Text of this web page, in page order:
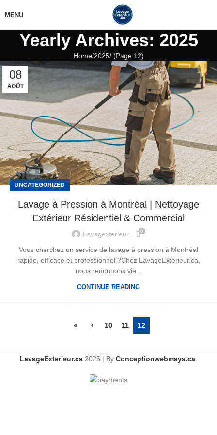
MENU
Yearly Archives: 2025
Home 2025 (Page 12)
08
AOÛT
UNCATEGORIZED
Lavage à Pression à Montréal | Nettoyage
Extérieur Résidentiel & Commercial
Lavagexterieur 0
Vous cherchez un service de lavage à pression à Montréal
rapide, efficace et professionnel ?Chez LavageExterieur.ca,
nous redonnons vie...
CONTINUE READING
« ‹ 10 11 12
LavageExterieur.ca 2025 | By Conceptionwebmaya.ca